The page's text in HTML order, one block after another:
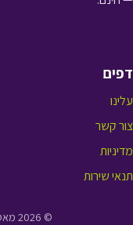
דפים
עלינו
צור קשר
מדיניות
תנאי שירות
© 2026 מאסטר מתכונים · כל הזכויות שמורות